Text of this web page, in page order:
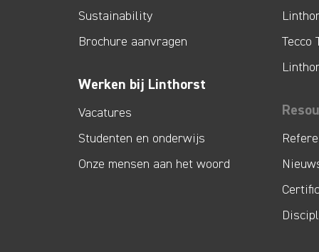
Sustainability
Brochure aanvragen
Werken bij Linthorst
Vacatures
Studenten en onderwijs
Onze mensen aan het woord
Tecco